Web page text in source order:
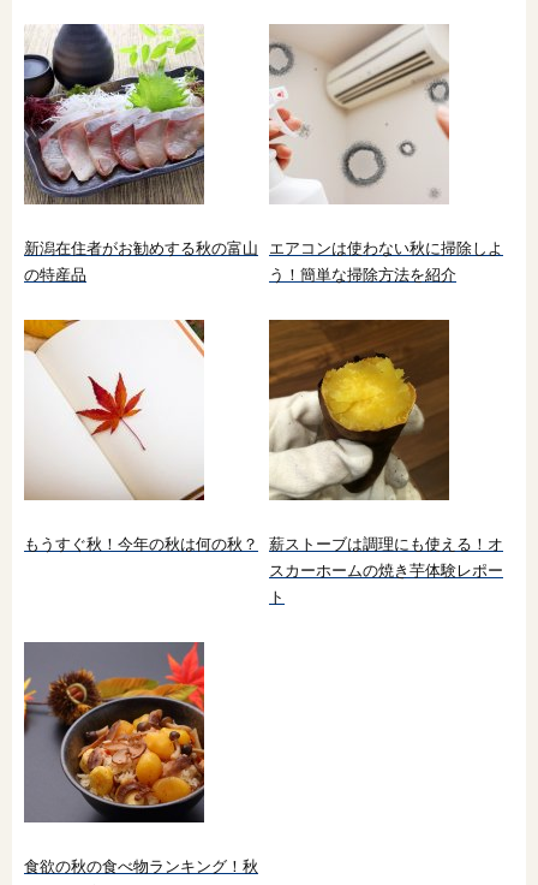
新潟在住者がお勧めする秋の富山
の特産品
エアコンは使わない秋に掃除しよ
う！簡単な掃除方法を紹介
もうすぐ秋！今年の秋は何の秋？
薪ストーブは調理にも使える！オ
スカーホームの焼き芋体験レポー
ト
食欲の秋の食べ物ランキング！秋